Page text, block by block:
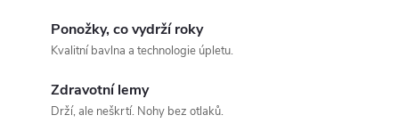
Ponožky, co vydrží roky
Kvalitní bavlna a technologie úpletu.
Zdravotní lemy
Drží, ale neškrtí. Nohy bez otlaků.